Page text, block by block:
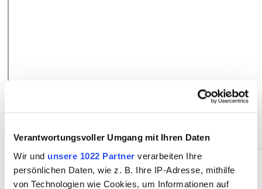
Verantwortungsvoller Umgang mit Ihren Daten
Wir und unsere 1022 Partner verarbeiten Ihre
persönlichen Daten, wie z. B. Ihre IP-Adresse, mithilfe
von Technologien wie Cookies, um Informationen auf
Kosten und Fördermöglichkeiten